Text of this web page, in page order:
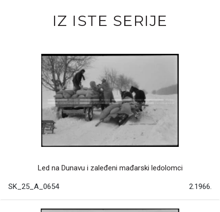
IZ ISTE SERIJE
Led na Dunavu i zaleđeni mađarski ledolomci
SK_25_A_0654 2.1966.